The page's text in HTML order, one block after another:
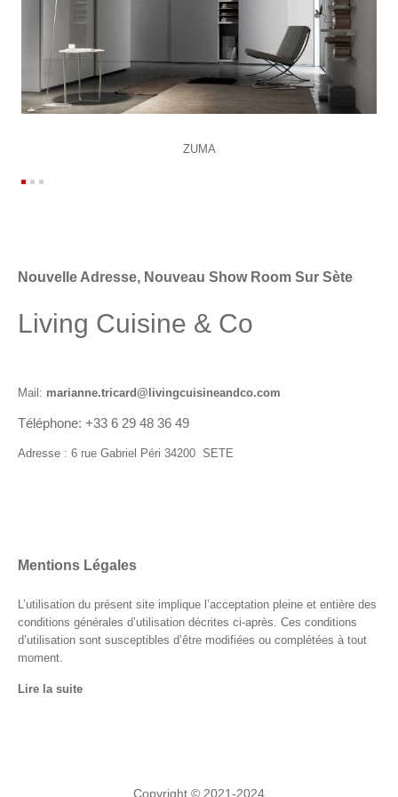
ZUMA
Nouvelle Adresse, Nouveau Show Room Sur Sète
Living Cuisine & Co
Mail: marianne.tricard@livingcuisineandco.com
Téléphone: +33 6 29 48 36 49
Adresse : 6 rue Gabriel Péri 34200 SETE
Mentions Légales
L’utilisation du présent site implique l’acceptation pleine et entière des
conditions générales d’utilisation décrites ci-après. Ces conditions
d’utilisation sont susceptibles d’être modifiées ou complétées à tout
moment.
Lire la suite
Copyright © 2021-2024